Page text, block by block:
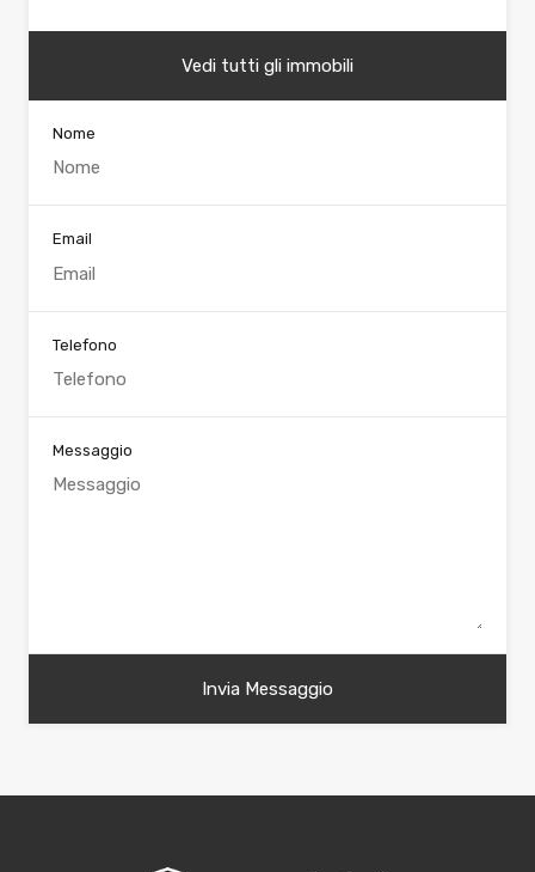
Vedi tutti gli immobili
Nome
Email
Telefono
Messaggio